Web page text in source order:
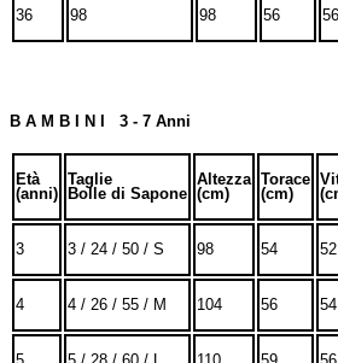
36 98 98 56 56
B A M B I N I 3 - 7 Anni
Età
(anni)
Taglie
Bolle di Sapone
Altezza
(cm)
Torace
(cm)
3 3 / 24 / 50 / S 98 54 52
4 4 / 26 / 55 / M 104 56 54